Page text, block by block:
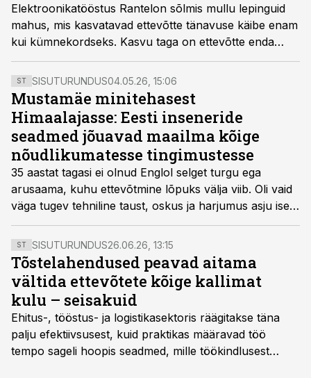
Elektroonikatööstus Rantelon sõlmis mullu lepinguid
mahus, mis kasvatavad ettevõtte tänavuse käibe enam
kui kümnekordseks. Kasvu taga on ettevõtte enda
arendatud kaitsetööstuse tooted, samas paneb see
proovile nii ettevõtte tootmisvõimekuse, tarneahela kui
ka Eesti allhankijate valmisoleku.
ST SISUTURUNDUS04.05.26, 15:06
Mustamäe minitehasest
Himaalajasse: Eesti inseneride
seadmed jõuavad maailma kõige
nõudlikumatesse tingimustesse
35 aastat tagasi ei olnud Englol selget turgu ega
arusaama, kuhu ettevõtmine lõpuks välja viib. Oli vaid
väga tugev tehniline taust, oskus ja harjumus asju ise
valmistada ning visa soov mitte kellestki teisest sõltuda.
Sellest piisas, et alustada. Täna on Englo portfellis üle
50 arendatud toote. Mustamäel Akadeemia teel
valmivaid seadmeid kasutatakse tee-ehituses,
kaevandustes, kiirgusmõõtmises ja militaarvaldkonnas
ning need on jõudnud Eestist kaugemalegi – näiteks
Himaalaja mägedesse.
ST SISUTURUNDUS26.06.26, 13:15
Tõstelahendused peavad aitama
vältida ettevõtete kõige kallimat
kulu – seisakuid
Ehitus-, tööstus- ja logistikasektoris räägitakse täna
palju efektiivsusest, kuid praktikas määravad töö
tempo sageli hoopis seadmed, mille töökindlusest